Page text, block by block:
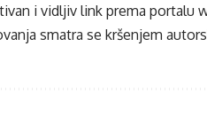
i vidljiv link prema portalu
smatra se kršenjem